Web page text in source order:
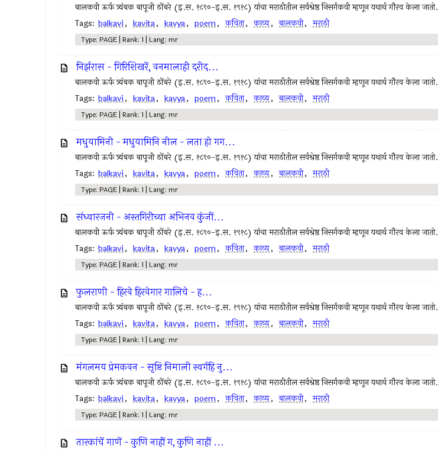
बालकवी ऊर्फ त्र्यंबक बापूजी ठोंबरे (इ.स. १८९०-इ.स. १९१८) यांचा मराठीतील सर्वश्रेष्ठ निसर्गकवी म्हणून यथार्थ गौरव केला जातो.
Tags: balkavi, kavita, kavya, poem, कविता, काव्य, बालकवी, मराठी
Type: PAGE | Rank: 1 | Lang: mr
निर्झरास - गिरिशिखरें, वनमालाही दरीद...
बालकवी ऊर्फ त्र्यंबक बापूजी ठोंबरे (इ.स. १८९०-इ.स. १९१८) यांचा मराठीतील सर्वश्रेष्ठ निसर्गकवी म्हणून यथार्थ गौरव केला जातो.
Tags: balkavi, kavita, kavya, poem, कविता, काव्य, बालकवी, मराठी
Type: PAGE | Rank: 1 | Lang: mr
मधुयामिनी - मधुयामिनि नील - लता हो गग...
बालकवी ऊर्फ त्र्यंबक बापूजी ठोंबरे (इ.स. १८९०-इ.स. १९१८) यांचा मराठीतील सर्वश्रेष्ठ निसर्गकवी म्हणून यथार्थ गौरव केला जातो.
Tags: balkavi, kavita, kavya, poem, कविता, काव्य, बालकवी, मराठी
Type: PAGE | Rank: 1 | Lang: mr
संध्यारजनी - अस्तगिरीच्या अभिनव कुंजीं...
बालकवी ऊर्फ त्र्यंबक बापूजी ठोंबरे (इ.स. १८९०-इ.स. १९१८) यांचा मराठीतील सर्वश्रेष्ठ निसर्गकवी म्हणून यथार्थ गौरव केला जातो.
Tags: balkavi, kavita, kavya, poem, कविता, काव्य, बालकवी, मराठी
Type: PAGE | Rank: 1 | Lang: mr
फुलराणी - हिरवे हिरवेगार गालिचे - ह...
बालकवी ऊर्फ त्र्यंबक बापूजी ठोंबरे (इ.स. १८९०-इ.स. १९१८) यांचा मराठीतील सर्वश्रेष्ठ निसर्गकवी म्हणून यथार्थ गौरव केला जातो.
Tags: balkavi, kavita, kavya, poem, कविता, काव्य, बालकवी, मराठी
Type: PAGE | Rank: 1 | Lang: mr
मंगलमय प्रेमकवन - सृष्टि निमाली स्वर्गहि नु...
बालकवी ऊर्फ त्र्यंबक बापूजी ठोंबरे (इ.स. १८९०-इ.स. १९१८) यांचा मराठीतील सर्वश्रेष्ठ निसर्गकवी म्हणून यथार्थ गौरव केला जातो.
Tags: balkavi, kavita, kavya, poem, कविता, काव्य, बालकवी, मराठी
Type: PAGE | Rank: 1 | Lang: mr
तारकांचें गाणें - कुणि नाहीं ग, कुणि नाहीं ...